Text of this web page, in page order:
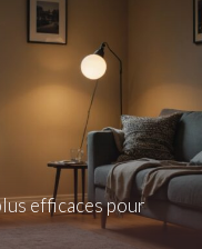
efficaces pour